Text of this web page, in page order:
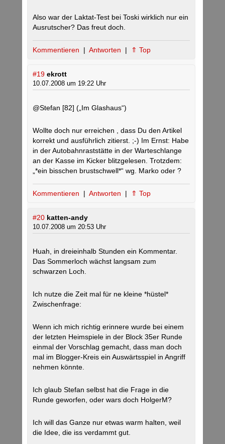
Also war der Laktat-Test bei Toski wirklich nur ein
Ausrutscher? Das freut doch.
Kommentieren | Antworten | ⇑ Top
#19 ekrott
10.07.2008 um 19:22 Uhr
@Stefan [82] („Im Glashaus“)
Wollte doch nur erreichen , dass Du den Artikel
korrekt und ausführlich zitierst. ;-) Im Ernst: Habe
in der Autobahnraststätte in der Warteschlange
an der Kasse im Kicker blitzgelesen. Trotzdem:
„*ein bisschen brustschwell*“ wg. Marko oder ?
Kommentieren | Antworten | ⇑ Top
#20 katten-andy
10.07.2008 um 20:53 Uhr
Huah, in dreieinhalb Stunden ein Kommentar.
Das Sommerloch wächst langsam zum
schwarzen Loch.
Ich nutze die Zeit mal für ne kleine *hüstel*
Zwischenfrage:
Wenn ich mich richtig erinnere wurde bei einem
der letzten Heimspiele in der Block 35er Runde
einmal der Vorschlag gemacht, dass man doch
mal im Blogger-Kreis ein Auswärtsspiel in Angriff
nehmen könnte.
Ich glaub Stefan selbst hat die Frage in die
Runde geworfen, oder wars doch HolgerM?
Ich will das Ganze nur etwas warm halten, weil
die Idee, die iss verdammt gut.